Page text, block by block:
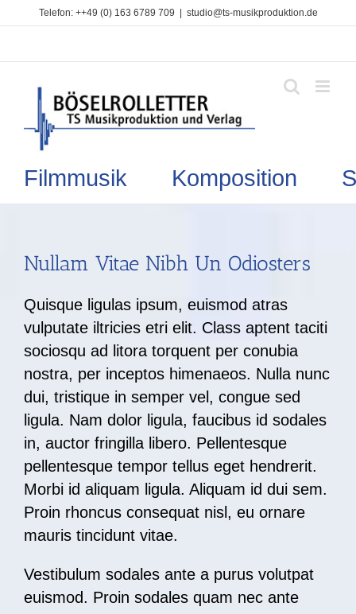
Telefon: ++49 (0) 163 6789 709 studio@ts-musikproduktion.de
Filmmusik Komposition
Nullam Vitae Nibh Un Odiosters
Quisque ligulas ipsum, euismod atras
vulputate iltricies etri elit. Class aptent taciti
sociosqu ad litora torquent per conubia
nostra, per inceptos himenaeos. Nulla nunc
dui, tristique in semper vel, congue sed
ligula. Nam dolor ligula, faucibus id sodales
in, auctor fringilla libero. Pellentesque
pellentesque tempor tellus eget hendrerit.
Morbi id aliquam ligula. Aliquam id dui sem.
Proin rhoncus consequat nisl, eu ornare
mauris tincidunt vitae.
Vestibulum sodales ante a purus volutpat
euismod. Proin sodales quam nec ante